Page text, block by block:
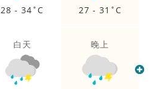
28 - 34 27 - 31
白天 晚上